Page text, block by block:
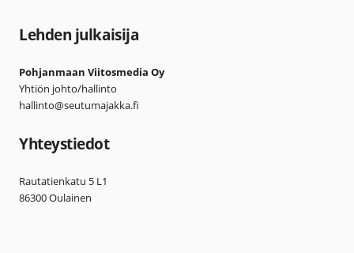
Lehden julkaisija
Pohjanmaan Viitosmedia Oy
Yhtiön johto/hallinto
hallinto@seutumajakka.fi
Yhteystiedot
Rautatienkatu 5 L1
86300 Oulainen